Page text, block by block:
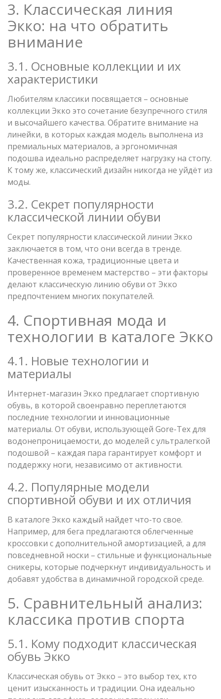
3. Классическая линия
Экко: на что обратить
внимание
3.1. Основные коллекции и их
характеристики
Любителям классики посвящается – основные
коллекции Экко это сочетание безупречного стиля
и высочайшего качества. Обратите внимание на
линейки, в которых каждая модель выполнена из
премиальных материалов, а эргономичная
подошва идеально распределяет нагрузку на стопу.
К тому же, классический дизайн никогда не уйдёт из
моды.
3.2. Секрет популярности
классической линии обуви
Секрет популярности классической линии Экко
заключается в том, что они всегда в тренде.
Качественная кожа, традиционные цвета и
проверенное временем мастерство – эти факторы
делают классическую линию обуви от Экко
предпочтением многих покупателей.
4. Спортивная мода и
технологии в каталоге Экко
4.1. Новые технологии и
материалы
Интернет-магазин Экко предлагает спортивную
обувь, в которой своенравно переплетаются
последние технологии и инновационные
материалы. От обуви, использующей Gore-Tex для
водонепроницаемости, до моделей с ультралегкой
подошвой – каждая пара гарантирует комфорт и
поддержку ноги, независимо от активности.
4.2. Популярные модели
спортивной обуви и их отличия
В каталоге Экко каждый найдет что-то свое.
Например, для бега предлагаются облегченные
кроссовки с дополнительной амортизацией, а для
повседневной носки – стильные и функциональные
сникеры, которые подчеркнут индивидуальность и
добавят удобства в динамичной городской среде.
5. Сравнительный анализ:
классика против спорта
5.1. Кому подходит классическая
обувь Экко
Классическая обувь от Экко – это выбор тех, кто
ценит изысканность и традиции. Она идеально